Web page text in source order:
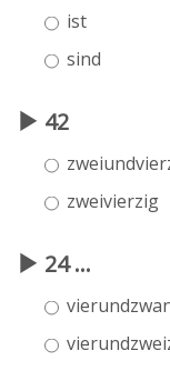
ist
sind
42
zweivierzig
24 ...